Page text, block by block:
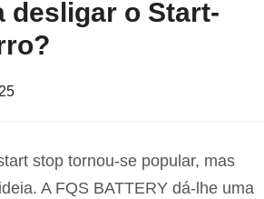
desligar o Start-
stop tornou-se popular, mas
A FQS BATTERY dá-lhe uma